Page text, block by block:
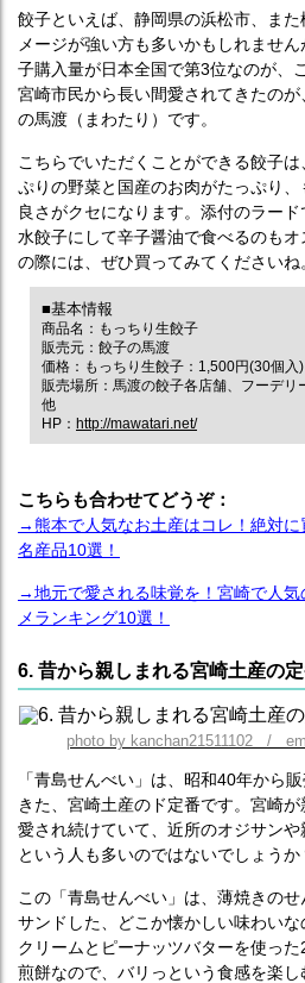
餃子といえば、静岡県の浜松市、ま
メージが強い方も多いかもしれませ
子購入量が日本全国で第3位なのが、
宮崎市民から長い間愛されてきたの
の馬渡（まわたり）です。
こちらでいただくことができる餃子
ぷりの野菜と国産のお肉がたっぷり
良さがクセになります。添付のラード
水餃子にして辛子醤油で食べるのも
の際には、ぜひ買ってみてくださいね
■基本情報
商品名：もっちり生餃子
販売元：餃子の馬渡
価格：もっちり生餃子：1,500円(30個入)
販売場所：馬渡の餃子各店舗、フーデリ
他
HP： http://mawatari.net/
こちらも合わせてどうぞ：
→熊本で人気なお土産はコレ！絶対
名産品10選！
→地元で愛される味覚を！宮崎で人
メランキング10選！
6. 昔から親しまれる宮崎土産の
photo by kanchan21511102 /
「青島せんべい」は、昭和40年から
きた、宮崎土産のド定番です。宮崎
愛され続けていて、近所のオジサン
という人も多いのではないでしょうか
この「青島せんべい」は、薄焼きの
サンドした、どこか懐かしい味わい
クリームとピーナッツバターを使っ
煎餅なので、バリっという食感を楽